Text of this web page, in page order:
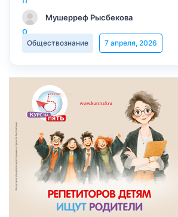
Мушерреф Рысбекова
Обществознание 7 апреля, 2026